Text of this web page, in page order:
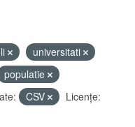
universitati
populatie
CSV
Licenţe: